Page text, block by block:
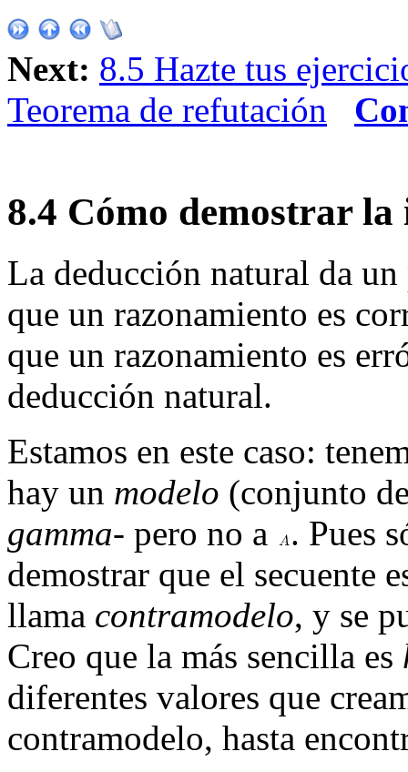
Next: 8.5 Hazte tus
Teorema de refutación
8.4 Cómo demostrar la
La deducción natural da
que un razonamiento es
que un razonamiento es
deducción natural.
Estamos en este caso:
hay un modelo (conjunto
gamma- pero no a
. Pues
demostrar que el secuente
llama contramodelo, y se
Creo que la más sencilla es
diferentes valores que
contramodelo, hasta